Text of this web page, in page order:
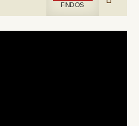
FIND OS